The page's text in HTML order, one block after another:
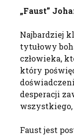
„Faust”
Najbardziej
tytułowy
człowieka,
który
desperacji
wszystkiego,
Faust jest